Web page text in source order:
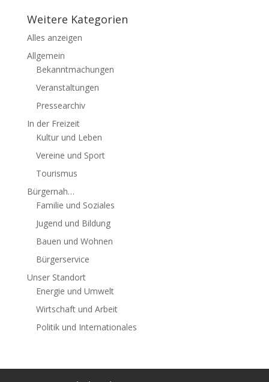
Weitere Kategorien
Alles anzeigen
Allgemein
Bekanntmachungen
Veranstaltungen
Pressearchiv
In der Freizeit
Kultur und Leben
Vereine und Sport
Tourismus
Bürgernah…
Familie und Soziales
Jugend und Bildung
Bauen und Wohnen
Bürgerservice
Unser Standort
Energie und Umwelt
Wirtschaft und Arbeit
Politik und Internationales